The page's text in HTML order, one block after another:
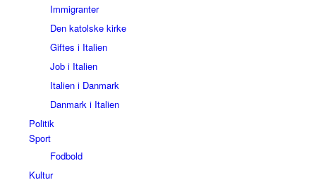
Immigranter
Den katolske kirke
Giftes i Italien
Job i Italien
Italien i Danmark
Danmark i Italien
Politik
Sport
Fodbold
Kultur